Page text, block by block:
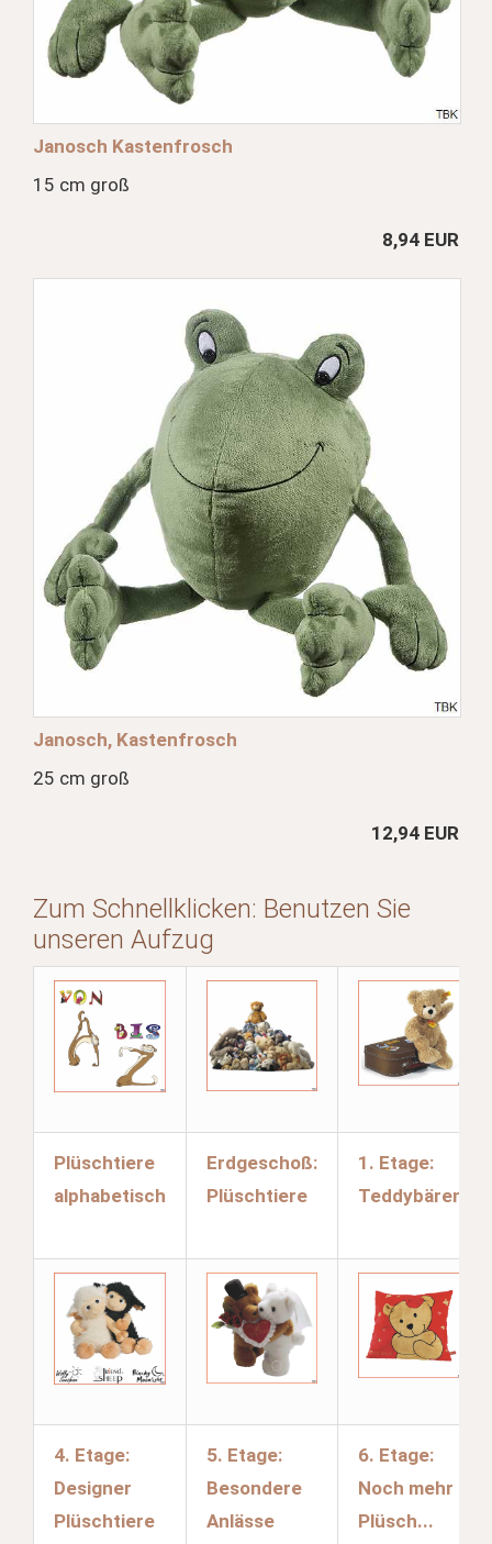
Janosch Kastenfrosch
15 cm groß
8,94 EUR
Janosch, Kastenfrosch
25 cm groß
12,94 EUR
Zum Schnellklicken: Benutzen Sie
unseren Aufzug
Plüschtiere
alphabetisch
Erdgeschoß:
Plüschtiere
1. Etage:
Teddybären
4. Etage:
Designer
Plüschtiere
5. Etage:
Besondere
Anlässe
6. Etage:
Noch mehr
Plüsch...